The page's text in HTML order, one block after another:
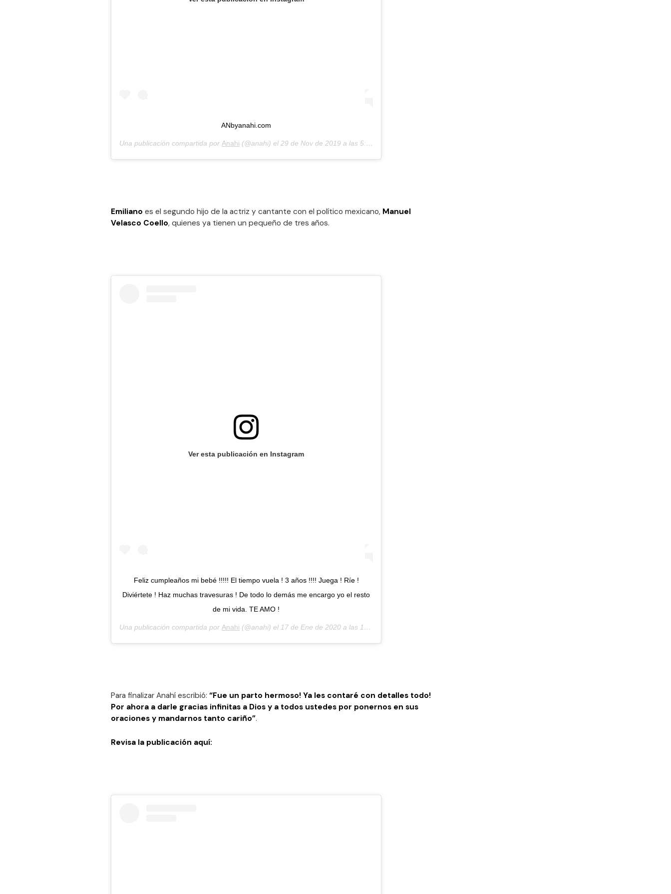
ANbyanahi.com
Una publicación compartida por Anahi (@anahi) el 29 de Nov de 2019 a las 5:32 PST
Emiliano es el segundo hijo de la actriz y cantante con el político mexicano, Manuel
Velasco Coello, quienes ya tienen un pequeño de tres años.
Ver esta publicación en Instagram
Feliz cumpleaños mi bebé !!!!! El tiempo vuela ! 3 años !!!! Juega ! Ríe !
Diviértete ! Haz muchas travesuras ! De todo lo demás me encargo yo el resto
de mi vida. TE AMO !
Una publicación compartida por Anahi (@anahi) el 17 de Ene de 2020 a las 10:48 PST
Para finalizar Anahí escribió: “Fue un parto hermoso! Ya les contaré con detalles todo!
Por ahora a darle gracias infinitas a Dios y a todos ustedes por ponernos en sus
oraciones y mandarnos tanto cariño”.
Revisa la publicación aquí: